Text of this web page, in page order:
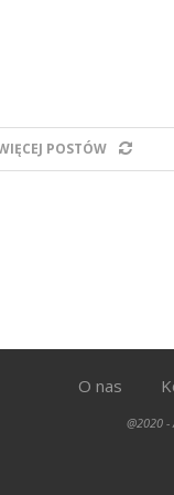
POSTÓW
O nas
@2020 -